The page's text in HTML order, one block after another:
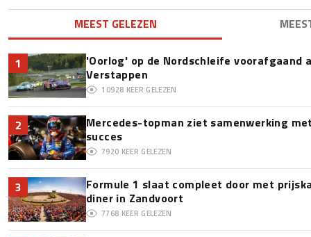
MEEST GELEZEN
1
'Oorlog' op de Nordschleife voorafgaand
Verstappen
10928 KEER GELEZEN
2
Mercedes-topman ziet samenwerking
succes
7920 KEER GELEZEN
3
Formule 1 slaat compleet door met
diner in Zandvoort
7768 KEER GELEZEN